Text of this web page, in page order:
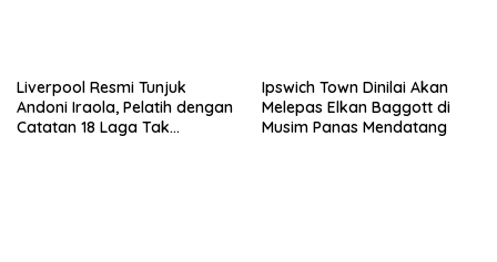
Liverpool Resmi Tunjuk
Andoni Iraola, Pelatih dengan
Catatan 18 Laga Tak
Ipswich Town Dinilai Akan
Melepas Elkan Baggott di
Musim Panas Mendatang